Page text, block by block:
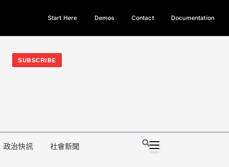
今日熱門新聞TOP3｜西拉雅族正式成第17個原住民族、立院電競
光電場回
Start Here Demos Contact Documentation
SUBSCRIBE
政治快訊 社會新聞